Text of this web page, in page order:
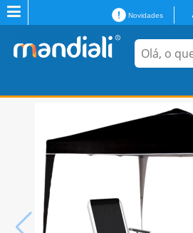
Novidades